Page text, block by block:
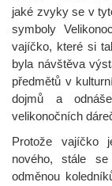
jaké zvyky se v
symboly
vajíčko, které si
byla návštěva
předmětů v
dojmů a
velikonočních
Protože vajíčko
nového, stále
odměnou